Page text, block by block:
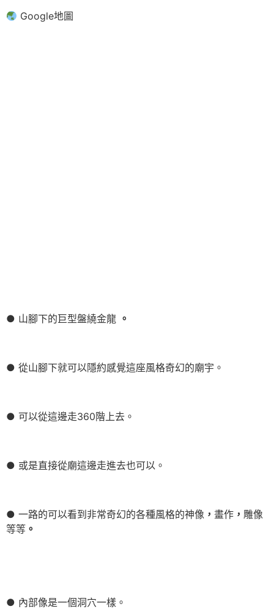
Google地圖
● 山腳下的巨型盤繞金龍 。
● 從山腳下就可以隱約感覺這座風格奇幻的廟宇。
● 可以從這邊走360階上去。
● 或是直接從廟這邊走進去也可以。
● 一路的可以看到非常奇幻的各種風格的神像 ， 畫作 ， 雕像
等等 。
● 內部像是一個洞穴一樣。